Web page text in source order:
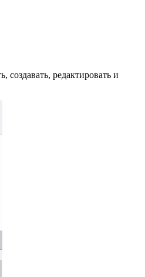
редактировать и